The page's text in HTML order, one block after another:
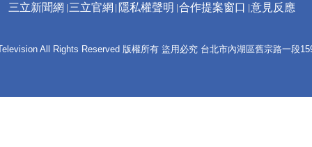
三立新聞網 三立官網 隱私權聲明 合作提案窗口 意見反應
All Rights Reserved 版權所有 盜用必究 台北市內湖區舊宗路一段